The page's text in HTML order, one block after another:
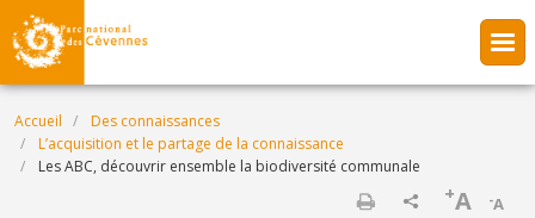
Aller au contenu principal
Fil d'Ariane
Accueil
Des connaissances
L’acquisition et le partage de la connaissance
Les ABC, découvrir ensemble la biodiversité communale
-A
+A